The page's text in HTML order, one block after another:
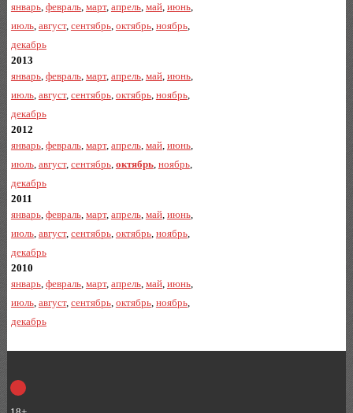
январь, февраль, март, апрель, май, июнь,
июль, август, сентябрь, октябрь, ноябрь,
декабрь
2013
январь, февраль, март, апрель, май, июнь,
июль, август, сентябрь, октябрь, ноябрь,
декабрь
2012
январь, февраль, март, апрель, май, июнь,
июль, август, сентябрь, октябрь, ноябрь,
декабрь
2011
январь, февраль, март, апрель, май, июнь,
июль, август, сентябрь, октябрь, ноябрь,
декабрь
2010
январь, февраль, март, апрель, май, июнь,
июль, август, сентябрь, октябрь, ноябрь,
декабрь